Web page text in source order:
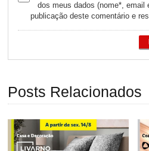
dos meus dados (nome*, email
publicação deste comentário e
Posts Relacionados